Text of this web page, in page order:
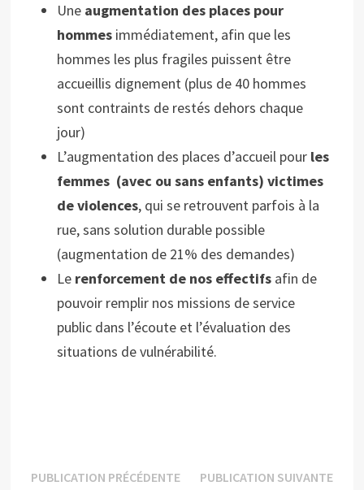
Une augmentation des places pour
hommes immédiatement, afin que les
hommes les plus fragiles puissent être
accueillis dignement (plus de 40 hommes
sont contraints de restés dehors chaque
jour)
L’augmentation des places d’accueil pour les
femmes (avec ou sans enfants) victimes
de violences, qui se retrouvent parfois à la
rue, sans solution durable possible
(augmentation de 21% des demandes)
Le renforcement de nos effectifs afin de
pouvoir remplir nos missions de service
public dans l’écoute et l’évaluation des
situations de vulnérabilité.
Navigation
PUBLICATION PRÉCÉDENTEPublication
PUBLICATION SUIVANTE